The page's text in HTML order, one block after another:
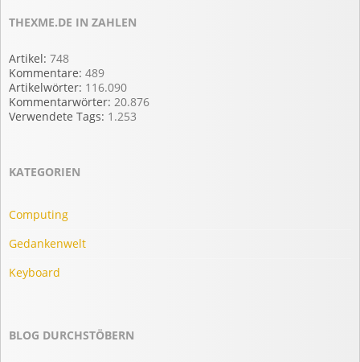
THEXME.DE IN ZAHLEN
Artikel: 748
Kommentare: 489
Artikelwörter: 116.090
Kommentarwörter: 20.876
Verwendete Tags: 1.253
KATEGORIEN
Computing
Gedankenwelt
Keyboard
BLOG DURCHSTÖBERN